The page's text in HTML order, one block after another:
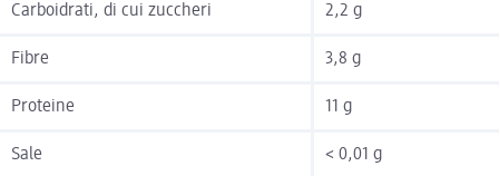
Carboidrati, di cui zuccheri 2,2 g
Fibre 3,8 g
Proteine 11 g
Sale < 0,01 g